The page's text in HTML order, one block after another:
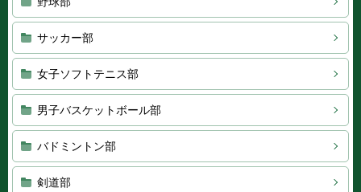
サッカー部
女子ソフトテニス部
男子バスケットボール部
バドミントン部
剣道部